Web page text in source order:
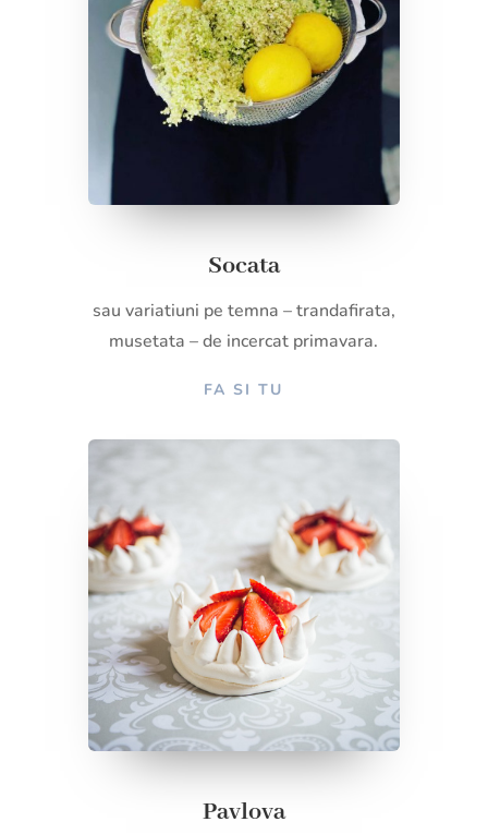
Socata
sau variatiuni pe temna – trandafirata,
musetata – de incercat primavara.
FA SI TU
Pavlova